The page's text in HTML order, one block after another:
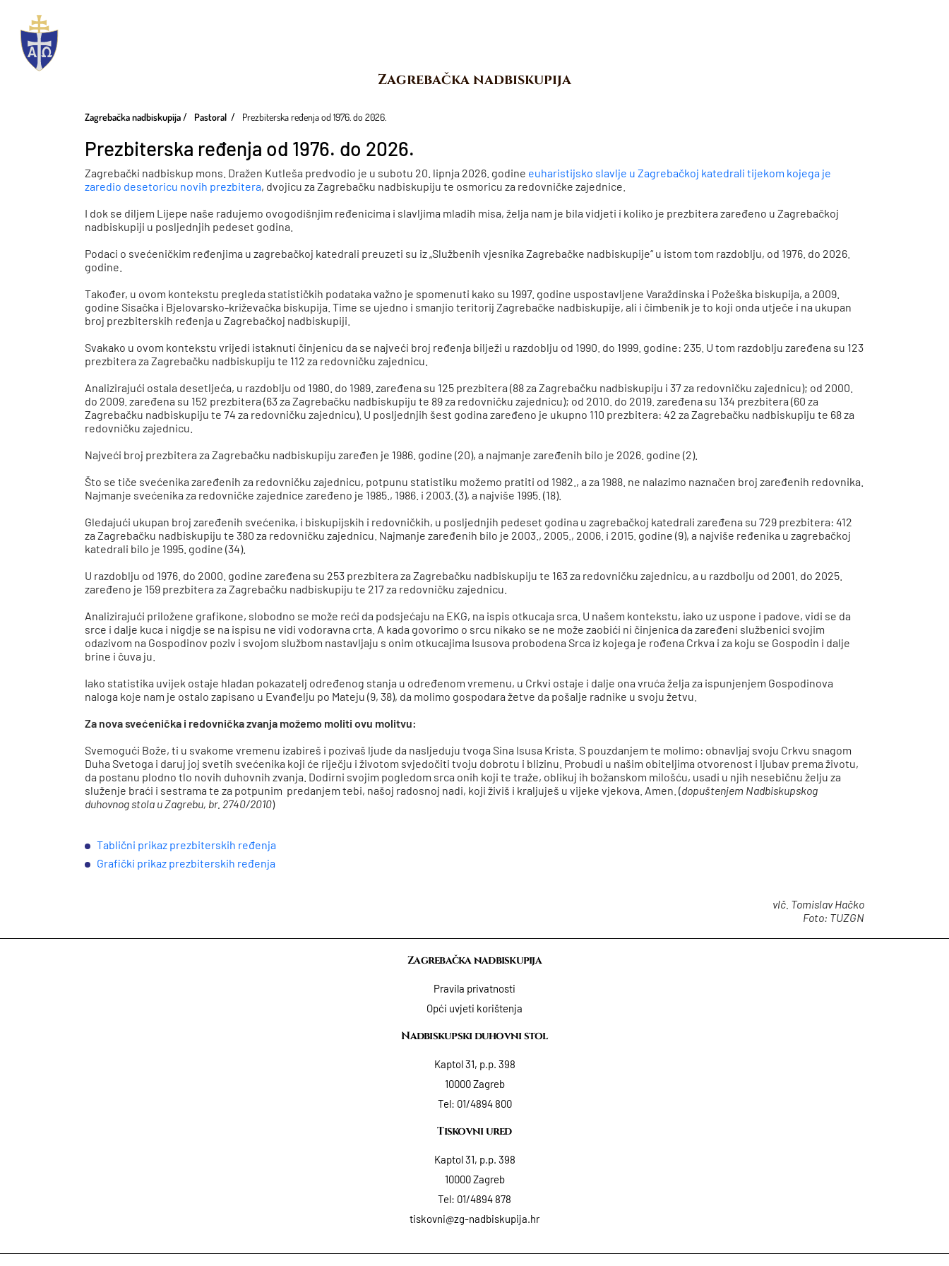
Zagrebačka nadbiskupija
Zagrebačka nadbiskupija Pastoral Prezbiterska ređenja od 1976. do 2026.
Prezbiterska ređenja od 1976. do 2026.
Zagrebački nadbiskup mons. Dražen Kutleša predvodio je u subotu 20. lipnja 2026. godine euharistijsko slavlje u Zagrebačkoj katedrali tijekom kojega je
zaredio desetoricu novih prezbitera, dvojicu za Zagrebačku nadbiskupiju te osmoricu za redovničke zajednice.
I dok se diljem Lijepe naše radujemo ovogodišnjim ređenicima i slavljima mladih misa, želja nam je bila vidjeti i koliko je prezbitera zaređeno u Zagrebačkoj
nadbiskupiji u posljednjih pedeset godina.
Podaci o svećeničkim ređenjima u zagrebačkoj katedrali preuzeti su iz „Službenih vjesnika Zagrebačke nadbiskupije“ u istom tom razdoblju, od 1976. do 2026.
godine
Također, u ovom kontekstu pregleda statističkih podataka važno je spomenuti kako su 1997. godine uspostavljene Varaždinska i Požeška biskupija, a 2009.
godine Sisačka i Bjelovarsko-križevačka biskupija. Time se ujedno i smanjio teritorij Zagrebačke nadbiskupije, ali i čimbenik je to koji onda utječe i na ukupan
broj prezbiterskih ređenja u Zagrebačkoj nadbiskupiji.
Svakako u ovom kontekstu vrijedi istaknuti činjenicu da se najveći broj ređenja bilježi u razdoblju od 1990. do 1999. godine: 235. U tom razdoblju zaređena su 123
prezbitera za Zagrebačku nadbiskupiju te 112 za redovničku zajednicu.
Analizirajući ostala desetljeća, u razdoblju od 1980. do 1989. zaređena su 125 prezbitera (88 za Zagrebačku nadbiskupiju i 37 za redovničku zajednicu); od 2000.
do 2009. zaređena su 152 prezbitera (63 za Zagrebačku nadbiskupiju te 89 za redovničku zajednicu); od 2010. do 2019. zaređena su 134 prezbitera (60 za
Zagrebačku nadbiskupiju te 74 za redovničku zajednicu). U posljednjih šest godina zaređeno je ukupno 110 prezbitera: 42 za Zagrebačku nadbiskupiju te 68 za
redovničku zajednicu.
Najveći broj prezbitera za Zagrebačku nadbiskupiju zaređen je 1986. godine (20), a najmanje zaređenih bilo je 2026. godine (2).
Što se tiče svećenika zaređenih za redovničku zajednicu, potpunu statistiku možemo pratiti od 1982., a za 1988. ne nalazimo naznačen broj zaređenih redovnika
Najmanje svećenika za redovničke zajednice zaređeno je 1985., 1986. i 2003. (3), a najviše 1995. (18).
Gledajući ukupan broj zaređenih svećenika, i biskupijskih i redovničkih, u posljednjih pedeset godina u zagrebačkoj katedrali zaređena su 729 prezbitera: 412
za Zagrebačku nadbiskupiju te 380 za redovničku zajednicu. Najmanje zaređenih bilo je 2003., 2005., 2006. i 2015. godine (9), a najviše ređenika u zagrebačkoj
katedrali bilo je 1995. godine (34).
U razdoblju od 1976. do 2000. godine zaređena su 253 prezbitera za Zagrebačku nadbiskupiju te 163 za redovničku zajednicu, a u razdbolju od 2001. do 2025.
zaređeno je 159 prezbitera za Zagrebačku nadbiskupiju te 217 za redovničku zajednicu.
Analizirajući priložene grafikone, slobodno se može reći da podsjećaju na EKG, na ispis otkucaja srca. U našem kontekstu, iako uz uspone i padove, vidi se da
srce i dalje kuca i nigdje se na ispisu ne vidi vodoravna crta. A kada govorimo o srcu nikako se ne može zaobići ni činjenica da zaređeni službenici svojim
odazivom na Gospodinov poziv i svojom službom nastavljaju s onim otkucajima Isusova probodena Srca iz kojega je rođena Crkva i za koju se Gospodin i dalje
brine i čuva ju.
Iako statistika uvijek ostaje hladan pokazatelj određenog stanja u određenom vremenu, u Crkvi ostaje i dalje ona vruća želja za ispunjenjem Gospodinova
naloga koje nam je ostalo zapisano u Evanđelju po Mateju (9, 38), da molimo gospodara žetve da pošalje radnike u svoju žetvu.
Za nova svećenička i redovnička zvanja možemo moliti ovu molitvu:
Svemogući Bože, ti u svakome vremenu izabireš i pozivaš ljude da nasljeduju tvoga Sina Isusa Krista. S pouzdanjem te molimo: obnavljaj svoju Crkvu snagom
Duha Svetoga i daruj joj svetih svećenika koji će riječju i životom svjedočiti tvoju dobrotu i blizinu. Probudi u našim obiteljima otvorenost i ljubav prema životu,
da postanu plodno tlo novih duhovnih zvanja. Dodirni svojim pogledom srca onih koji te traže, oblikuj ih božanskom milošću, usadi u njih nesebičnu želju za
služenje braći i sestrama te za potpunim predanjem tebi, našoj radosnoj nadi, koji živiš i kraljuješ u vijeke vjekova. Amen. (dopuštenjem Nadbiskupskog
duhovnog stola u Zagrebu, br. 2740/2010)
Tablični prikaz prezbiterskih ređenja
Grafički prikaz prezbiterskih ređenja
vlč. Tomislav Hačko
Foto: TUZGN
Zagrebačka nadbiskupija
Pravila privatnosti
Opći uvjeti korištenja
Nadbiskupski duhovni stol
Kaptol 31, p.p. 398
10000 Zagreb
Tel: 01/4894 800
Tiskovni ured
Kaptol 31, p.p. 398
10000 Zagreb
Tel: 01/4894 878
tiskovni@zg-nadbiskupija.hr